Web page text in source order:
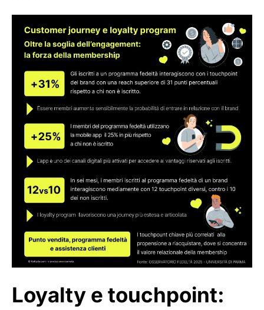
Loyalty e touchpoint: